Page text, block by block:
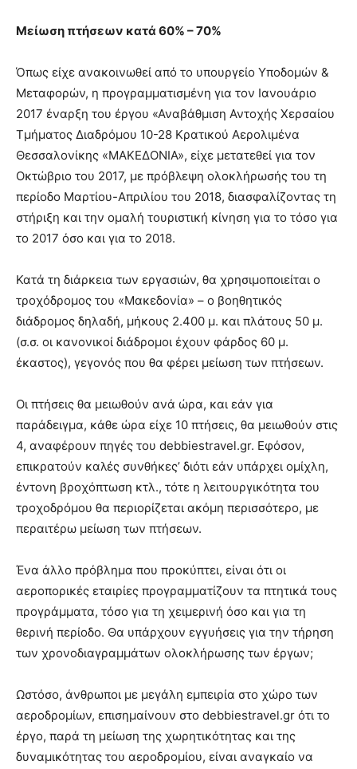
Μείωση πτήσεων κατά 60% – 70%
Όπως είχε ανακοινωθεί από το υπουργείο Υποδομών &
Μεταφορών, η προγραμματισμένη για τον Ιανουάριο
2017 έναρξη του έργου «Αναβάθμιση Αντοχής Χερσαίου
Τμήματος Διαδρόμου 10-28 Κρατικού Αερολιμένα
Θεσσαλονίκης «ΜΑΚΕΔΟΝΙΑ», είχε μετατεθεί για τον
Οκτώβριο του 2017, με πρόβλεψη ολοκλήρωσής του τη
περίοδο Μαρτίου-Απριλίου του 2018, διασφαλίζοντας τη
στήριξη και την ομαλή τουριστική κίνηση για το τόσο για
το 2017 όσο και για το 2018.
Κατά τη διάρκεια των εργασιών, θα χρησιμοποιείται ο
τροχόδρομος του «Μακεδονία» – ο βοηθητικός
διάδρομος δηλαδή, μήκους 2.400 μ. και πλάτους 50 μ.
(σ.σ. οι κανονικοί διάδρομοι έχουν φάρδος 60 μ.
έκαστος), γεγονός που θα φέρει μείωση των πτήσεων.
Οι πτήσεις θα μειωθούν ανά ώρα, και εάν για
παράδειγμα, κάθε ώρα είχε 10 πτήσεις, θα μειωθούν στις
4, αναφέρουν πηγές του debbiestravel.gr. Εφόσον,
επικρατούν καλές συνθήκες’ διότι εάν υπάρχει ομίχλη,
έντονη βροχόπτωση κτλ., τότε η λειτουργικότητα του
τροχοδρόμου θα περιορίζεται ακόμη περισσότερο, με
περαιτέρω μείωση των πτήσεων.
Ένα άλλο πρόβλημα που προκύπτει, είναι ότι οι
αεροπορικές εταιρίες προγραμματίζουν τα πτητικά τους
προγράμματα, τόσο για τη χειμερινή όσο και για τη
θερινή περίοδο. Θα υπάρχουν εγγυήσεις για την τήρηση
των χρονοδιαγραμμάτων ολοκλήρωσης των έργων;
Ωστόσο, άνθρωποι με μεγάλη εμπειρία στο χώρο των
αεροδρομίων, επισημαίνουν στο debbiestravel.gr ότι το
έργο, παρά τη μείωση της χωρητικότητας και της
δυναμικότητας του αεροδρομίου, είναι αναγκαίο να